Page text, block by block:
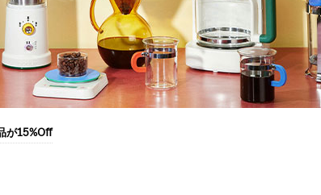
が15%Off